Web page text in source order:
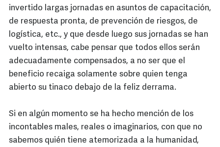
invertido largas jornadas en asuntos de capacitación,
de respuesta pronta, de prevención de riesgos, de
logística, etc., y que desde luego sus jornadas se han
vuelto intensas, cabe pensar que todos ellos serán
adecuadamente compensados, a no ser que el
beneficio recaiga solamente sobre quien tenga
abierto su tinaco debajo de la feliz derrama.
Si en algún momento se ha hecho mención de los
incontables males, reales o imaginarios, con que no
sabemos quién tiene atemorizada a la humanidad,